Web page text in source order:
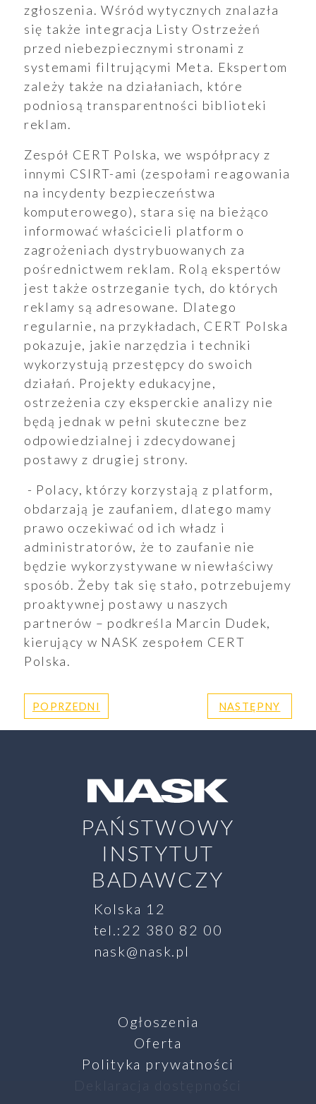
zgłoszenia. Wśród wytycznych znalazła
się także integracja Listy Ostrzeżeń
przed niebezpiecznymi stronami z
systemami filtrującymi Meta. Ekspertom
zależy także na działaniach, które
podniosą transparentności biblioteki
reklam.
Zespół CERT Polska, we współpracy z
innymi CSIRT-ami (zespołami reagowania
na incydenty bezpieczeństwa
komputerowego), stara się na bieżąco
informować właścicieli platform o
zagrożeniach dystrybuowanych za
pośrednictwem reklam. Rolą ekspertów
jest także ostrzeganie tych, do których
reklamy są adresowane. Dlatego
regularnie, na przykładach, CERT Polska
pokazuje, jakie narzędzia i techniki
wykorzystują przestępcy do swoich
działań. Projekty edukacyjne,
ostrzeżenia czy eksperckie analizy nie
będą jednak w pełni skuteczne bez
odpowiedzialnej i zdecydowanej
postawy z drugiej strony.
- Polacy, którzy korzystają z platform,
obdarzają je zaufaniem, dlatego mamy
prawo oczekiwać od ich władz i
administratorów, że to zaufanie nie
będzie wykorzystywane w niewłaściwy
sposób. Żeby tak się stało, potrzebujemy
proaktywnej postawy u naszych
partnerów – podkreśla Marcin Dudek,
kierujący w NASK zespołem CERT
Polska.
POPRZEDNI NASTĘPNY
PAŃSTWOWY
INSTYTUT
BADAWCZY
Kolska 12
tel.:22 380 82 00
nask@nask.pl
Ogłoszenia
Oferta
Polityka prywatności
Deklaracja dostępności